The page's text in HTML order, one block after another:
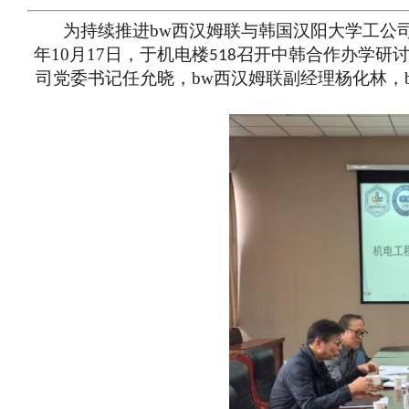
为持续推进bw西汉姆联与韩国汉阳大学工公
年10月17日，于机电楼518召开中韩合作办学研
司党委书记任允晓，bw西汉姆联副经理杨化林